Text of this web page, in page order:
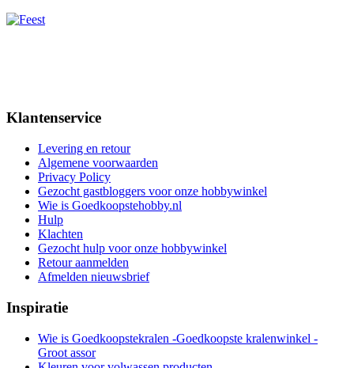
Klantenservice
Levering en retour
Algemene voorwaarden
Privacy Policy
Gezocht gastbloggers voor onze hobbywinkel
Wie is Goedkoopstehobby.nl
Hulp
Klachten
Gezocht hulp voor onze hobbywinkel
Retour aanmelden
Afmelden nieuwsbrief
Inspiratie
Wie is Goedkoopstekralen -Goedkoopste kralenwinkel -
Groot assor